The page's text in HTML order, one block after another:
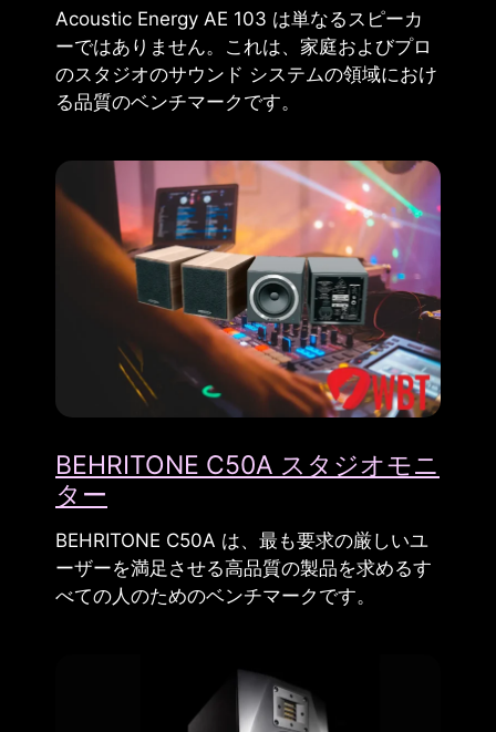
Acoustic Energy AE 103 は単なるスピーカ
ーではありません。これは、家庭およびプロ
のスタジオのサウンド システムの領域におけ
る品質のベンチマークです。
BEHRITONE C50A スタジオモニ
ター
BEHRITONE C50A は、最も要求の厳しいユ
ーザーを満足させる高品質の製品を求めるす
べての人のためのベンチマークです。